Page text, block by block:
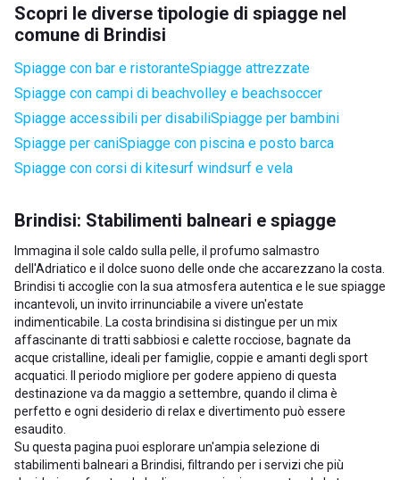
Scopri le diverse tipologie di spiagge nel
comune di Brindisi
Spiagge con bar e ristoranteSpiagge attrezzate
Spiagge con campi di beachvolley e beachsoccer
Spiagge accessibili per disabiliSpiagge per bambini
Spiagge per caniSpiagge con piscina e posto barca
Spiagge con corsi di kitesurf windsurf e vela
Brindisi: Stabilimenti balneari e spiagge
Immagina il sole caldo sulla pelle, il profumo salmastro
dell'Adriatico e il dolce suono delle onde che accarezzano la costa.
Brindisi ti accoglie con la sua atmosfera autentica e le sue spiagge
incantevoli, un invito irrinunciabile a vivere un'estate
indimenticabile. La costa brindisina si distingue per un mix
affascinante di tratti sabbiosi e calette rocciose, bagnate da
acque cristalline, ideali per famiglie, coppie e amanti degli sport
acquatici. Il periodo migliore per godere appieno di questa
destinazione va da maggio a settembre, quando il clima è
perfetto e ogni desiderio di relax e divertimento può essere
esaudito.
Su questa pagina puoi esplorare un'ampia selezione di
stabilimenti balneari a Brindisi, filtrando per i servizi che più